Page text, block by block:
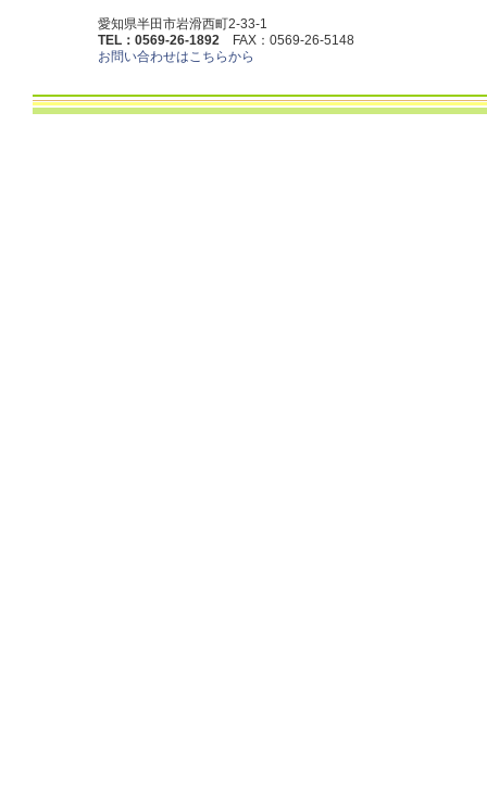
愛知県半田市岩滑西町2-33-1
TEL：0569-26-1892 FAX：0569-26-5148
お問い合わせはこちらから